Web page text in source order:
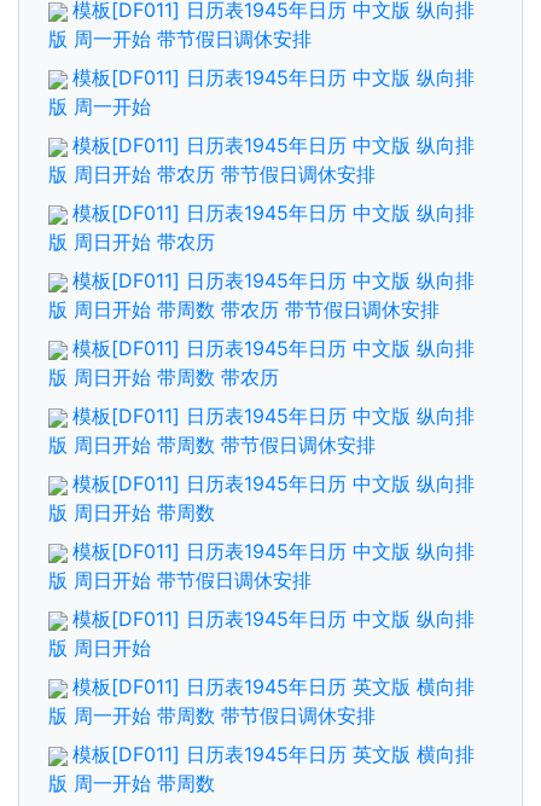
模板[DF011] 日历表1945年日历 中文版 纵向排
版 周一开始 带节假日调休安排
模板[DF011] 日历表1945年日历 中文版 纵向排
版 周一开始
模板[DF011] 日历表1945年日历 中文版 纵向排
版 周日开始 带农历 带节假日调休安排
模板[DF011] 日历表1945年日历 中文版 纵向排
版 周日开始 带农历
模板[DF011] 日历表1945年日历 中文版 纵向排
版 周日开始 带周数 带农历 带节假日调休安排
模板[DF011] 日历表1945年日历 中文版 纵向排
版 周日开始 带周数 带农历
模板[DF011] 日历表1945年日历 中文版 纵向排
版 周日开始 带周数 带节假日调休安排
模板[DF011] 日历表1945年日历 中文版 纵向排
版 周日开始 带周数
模板[DF011] 日历表1945年日历 中文版 纵向排
版 周日开始 带节假日调休安排
模板[DF011] 日历表1945年日历 中文版 纵向排
版 周日开始
模板[DF011] 日历表1945年日历 英文版 横向排
版 周一开始 带周数 带节假日调休安排
模板[DF011] 日历表1945年日历 英文版 横向排
版 周一开始 带周数